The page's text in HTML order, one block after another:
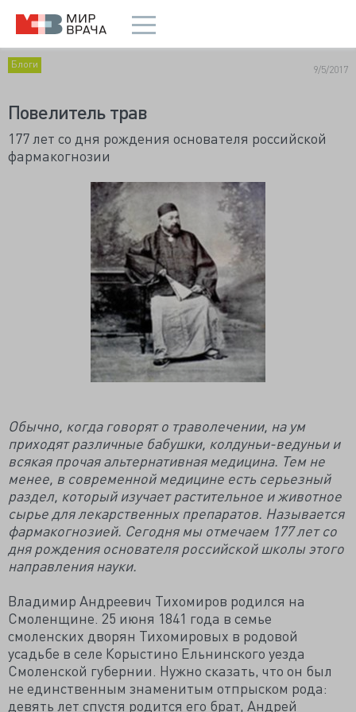
Блоги 9/5/2017
Повелитель трав
177 лет со дня рождения основателя российской
фармакогнозии
Обычно, когда говорят о траволечении, на ум
приходят различные бабушки, колдуньи-ведуньи и
всякая прочая альтернативная медицина. Тем не
менее, в современной медицине есть серьезный
раздел, который изучает растительное и животное
сырье для лекарственных препаратов. Называется
фармакогнозией. Сегодня мы отмечаем 177 лет со
дня рождения основателя российской школы этого
направления науки.
Владимир Андреевич Тихомиров родился на
Смоленщине. 25 июня 1841 года в семье
смоленских дворян Тихомировых в родовой
усадьбе в селе Корыстино Ельнинского уезда
Смоленской губернии. Нужно сказать, что он был
не единственным знаменитым отпрыском рода:
девять лет спустя родится его брат, Андрей